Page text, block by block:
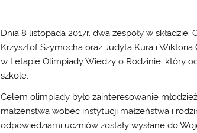
Dnia 8 listopada 2017r. dwa zespoły w składzie:
Krzysztof Szymocha oraz Judyta Kura i Wiktoria
w I etapie Olimpiady Wiedzy o Rodzinie, który
szkole.
Celem olimpiady było zainteresowanie
małżeństwa wobec instytucji małżeństwa i
odpowiedziami uczniów zostały wysłane do